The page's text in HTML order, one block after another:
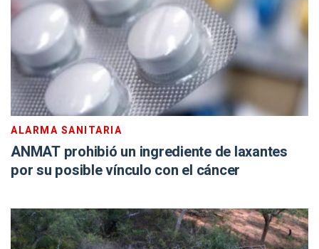
ALARMA SANITARIA
ANMAT prohibió un ingrediente de laxantes
por su posible vínculo con el cáncer